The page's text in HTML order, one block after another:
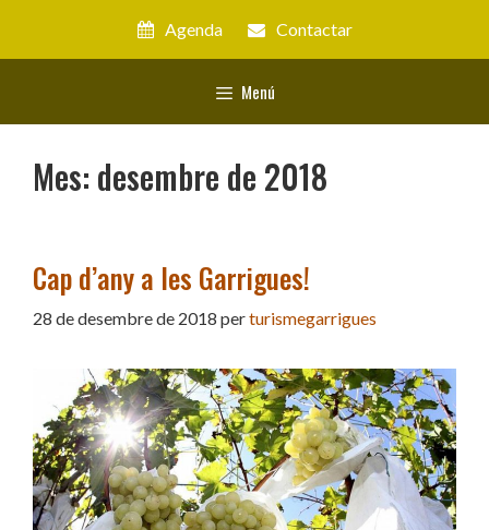
contingut
Agenda Contactar
Menú
Mes: desembre de 2018
Cap d’any a les Garrigues!
28 de desembre de 2018 perturismegarrigues